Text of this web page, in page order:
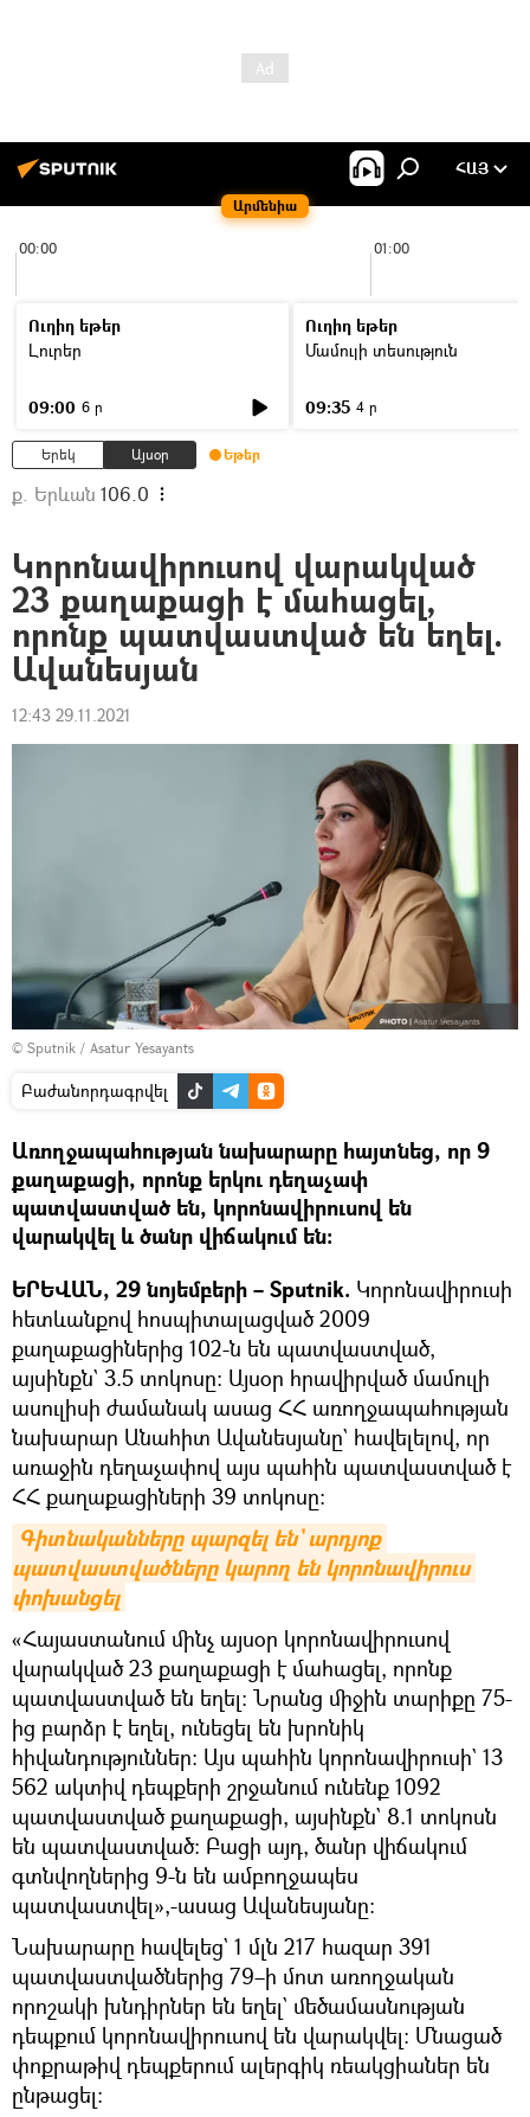
Արմենիա
ՀԱՅ
00:00 01:00
Ուղիղ եթեր
Լուրեր
09:00 6 ր
Ուղիղ եթեր
Մամուլի տեսություն
09:35 4 ր
Երեկ Այսօր Եթեր
ք. Երևան 106.0
Կորոնավիրուսով վարակված
23 քաղաքացի է մահացել,
որոնք պատվաստված են եղել.
Ավանեսյան
12:43 29.11.2021
© Sputnik / Asatur Yesayants
Բաժանորդագրվել
Առողջապահության նախարարը հայտնեց, որ 9
քաղաքացի, որոնք երկու դեղաչափ
պատվաստված են, կորոնավիրուսով են
վարակվել և ծանր վիճակում են։
ԵՐԵՎԱՆ, 29 նոյեմբերի – Sputnik. Կորոնավիրուսի
հետևանքով հոսպիտալացված 2009
քաղաքացիներից 102-ն են պատվաստված,
այսինքն` 3.5 տոկոսը։ Այսօր հրավիրված մամուլի
ասուլիսի ժամանակ ասաց ՀՀ առողջապահության
նախարար Անահիտ Ավանեսյանը` հավելելով, որ
առաջին դեղաչափով այս պահին պատվաստված է
ՀՀ քաղաքացիների 39 տոկոսը։
Գիտնականները պարզել են` արդյոք
պատվաստվածները կարող են կորոնավիրուս
փոխանցել
«Հայաստանում մինչ այսօր կորոնավիրուսով
վարակված 23 քաղաքացի է մահացել, որոնք
պատվաստված են եղել։ Նրանց միջին տարիքը 75-
ից բարձր է եղել, ունեցել են խրոնիկ
հիվանդություններ։ Այս պահին կորոնավիրուսի` 13
562 ակտիվ դեպքերի շրջանում ունենք 1092
պատվաստված քաղաքացի, այսինքն` 8.1 տոկոսն
են պատվաստված։ Բացի այդ, ծանր վիճակում
գտնվողներից 9-ն են ամբողջապես
պատվաստվել»,-ասաց Ավանեսյանը։
Նախարարը հավելեց` 1 մլն 217 հազար 391
պատվաստվածներից 79–ի մոտ առողջական
որոշակի խնդիրներ են եղել` մեծամասնության
դեպքում կորոնավիրուսով են վարակվել։ Մնացած
փոքրաթիվ դեպքերում ալերգիկ ռեակցիաներ են
ընթացել։